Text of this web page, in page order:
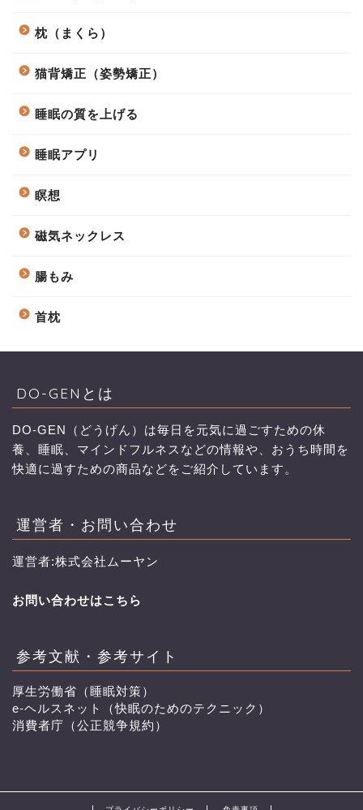
枕（まくら）
猫背矯正（姿勢矯正）
睡眠の質を上げる
睡眠アプリ
瞑想
磁気ネックレス
腸もみ
首枕
DO-GENとは
DO-GEN（どうげん）は毎日を元気に過ごすための休
養、睡眠、マインドフルネスなどの情報や、おうち時間を
快適に過すための商品などをご紹介しています。
運営者・お問い合わせ
運営者:株式会社ムーヤン
お問い合わせはこちら
参考文献・参考サイト
厚生労働省（睡眠対策）
e-ヘルスネット（快眠のためのテクニック）
消費者庁（公正競争規約）